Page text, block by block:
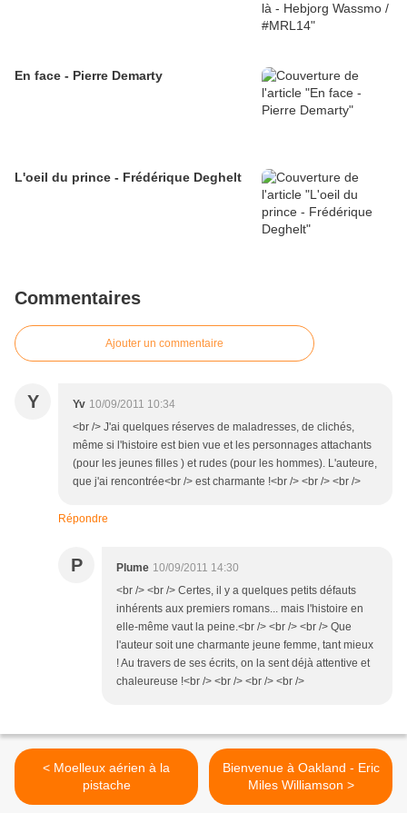
En face - Pierre Demarty
L'oeil du prince - Frédérique Deghelt
Commentaires
Ajouter un commentaire
Y Yv 10/09/2011 10:34
<br /> J'ai quelques réserves de maladresses, de clichés,
même si l'histoire est bien vue et les personnages attachants
(pour les jeunes filles ) et rudes (pour les hommes). L'auteure,
que j'ai rencontrée<br /> est charmante !<br /> <br /> <br />
Répondre
P Plume 10/09/2011 14:30
<br /> <br /> Certes, il y a quelques petits défauts
inhérents aux premiers romans... mais l'histoire en
elle-même vaut la peine.<br /> <br /> <br /> Que
l'auteur soit une charmante jeune femme, tant mieux
! Au travers de ses écrits, on la sent déjà attentive et
chaleureuse !<br /> <br /> <br /> <br />
< Moelleux aérien à la
pistache
Bienvenue à Oakland - Eric
Miles Williamson >